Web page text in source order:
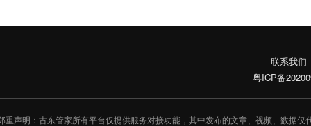
联系我们
粤ICP备
重声明：古东管家所有平台仅提供服务对接功能，其中发布的文章、视频、数据